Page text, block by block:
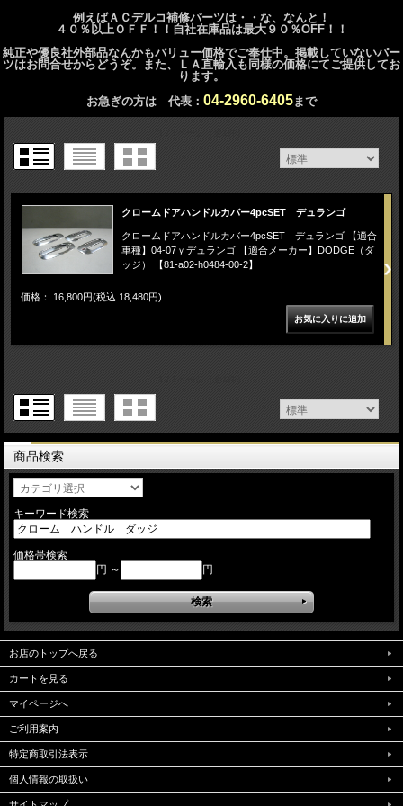
例えばＡＣデルコ補修パーツは・・な、なんと！
４０％以上ＯＦＦ！！自社在庫品は最大９０％OFF！！
純正や優良社外部品なんかもバリュー価格でご奉仕中。掲載していないパー
ツはお問合せからどうぞ。また、ＬＡ直輸入も同様の価格にてご提供してお
ります。
お急ぎの方は 代表： 04-2960-6405まで
クロームドアハンドルカバー4pcSET デュランゴ
クロームドアハンドルカバー4pcSET デュランゴ 【適合
車種】04-07ｙデュランゴ 【適合メーカー】DODGE（ダ
ッジ） 【81-a02-h0484-00-2】
価格： 16,800円(税込 18,480円)
商品検索
キーワード検索
価格帯検索
円 ～
円
お店のトップへ戻る
カートを見る
マイページへ
ご利用案内
特定商取引法表示
個人情報の取扱い